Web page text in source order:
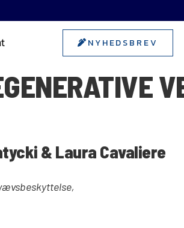
NYHEDSBREV
& Laura Cavaliere